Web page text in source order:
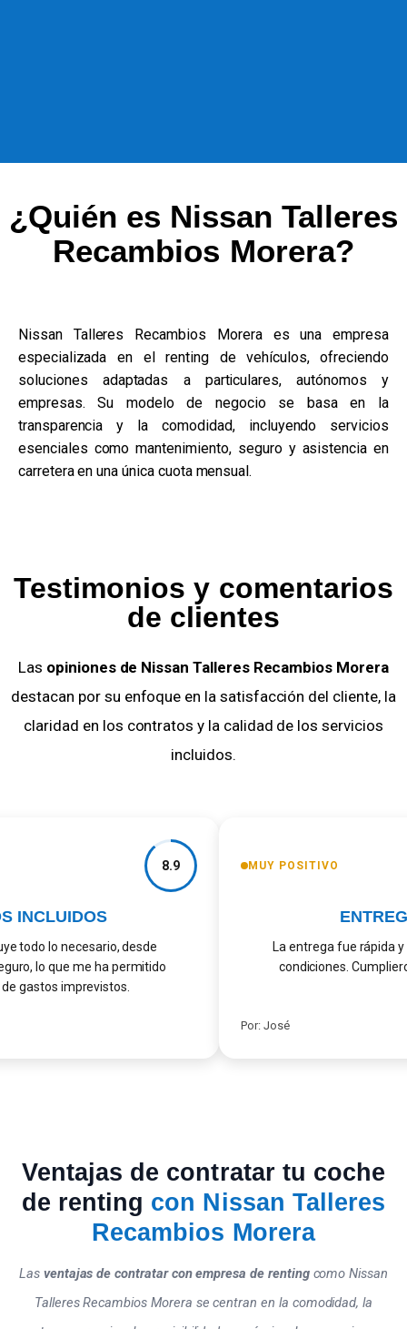
¿Quién es Nissan Talleres
Recambios Morera?
Nissan Talleres Recambios Morera es una empresa
especializada en el renting de vehículos, ofreciendo
soluciones adaptadas a particulares, autónomos y
empresas. Su modelo de negocio se basa en la
transparencia y la comodidad, incluyendo servicios
esenciales como mantenimiento, seguro y asistencia en
carretera en una única cuota mensual.
Testimonios y comentarios
de clientes
Las opiniones de Nissan Talleres Recambios Morera
destacan por su enfoque en la satisfacción del cliente, la
claridad en los contratos y la calidad de los servicios
incluidos.
8.9
INCLUIDOS
todo lo necesario, desde
lo que me ha permitido
gastos imprevistos.
MUY POSITIVO
La entrega fue rápida
condiciones.
Por: José
Ventajas de contratar tu coche
de renting con Nissan Talleres
Recambios Morera
Las ventajas de contratar con empresa de rentingcomo Nissan
Talleres Recambios Morera se centran en la comodidad, la